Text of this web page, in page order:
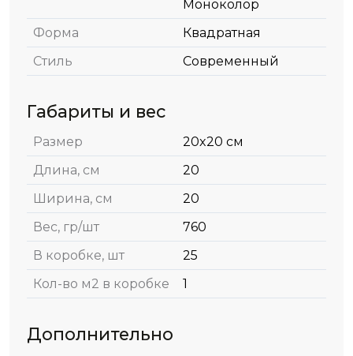
Моноколор
Форма
Квадратная
Стиль
Современный
Габариты и вес
Размер
20x20 см
Длина, см
20
Ширина, см
20
Вес, гр/шт
760
В коробке, шт
25
Кол-во м2 в коробке
1
Дополнительно